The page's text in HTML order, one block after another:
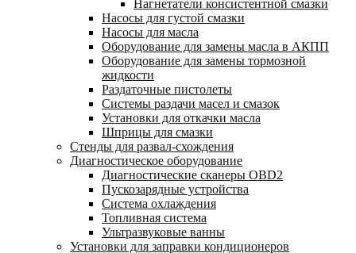
Нагнетатели консистентной смазки
Насосы для густой смазки
Насосы для масла
Оборудование для замены масла в АКПП
Оборудование для замены тормозной
жидкости
Раздаточные пистолеты
Системы раздачи масел и смазок
Установки для откачки масла
Шприцы для смазки
Стенды для развал-схождения
Диагностическое оборудование
Диагностические сканеры OBD2
Пускозарядные устройства
Система охлаждения
Топливная система
Ультразвуковые ванны
Установки для заправки кондиционеров